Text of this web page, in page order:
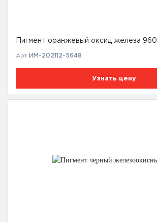
Пигмент оранжевый оксид железа 960
Арт: ИМ-202112-5648
Узнать цену